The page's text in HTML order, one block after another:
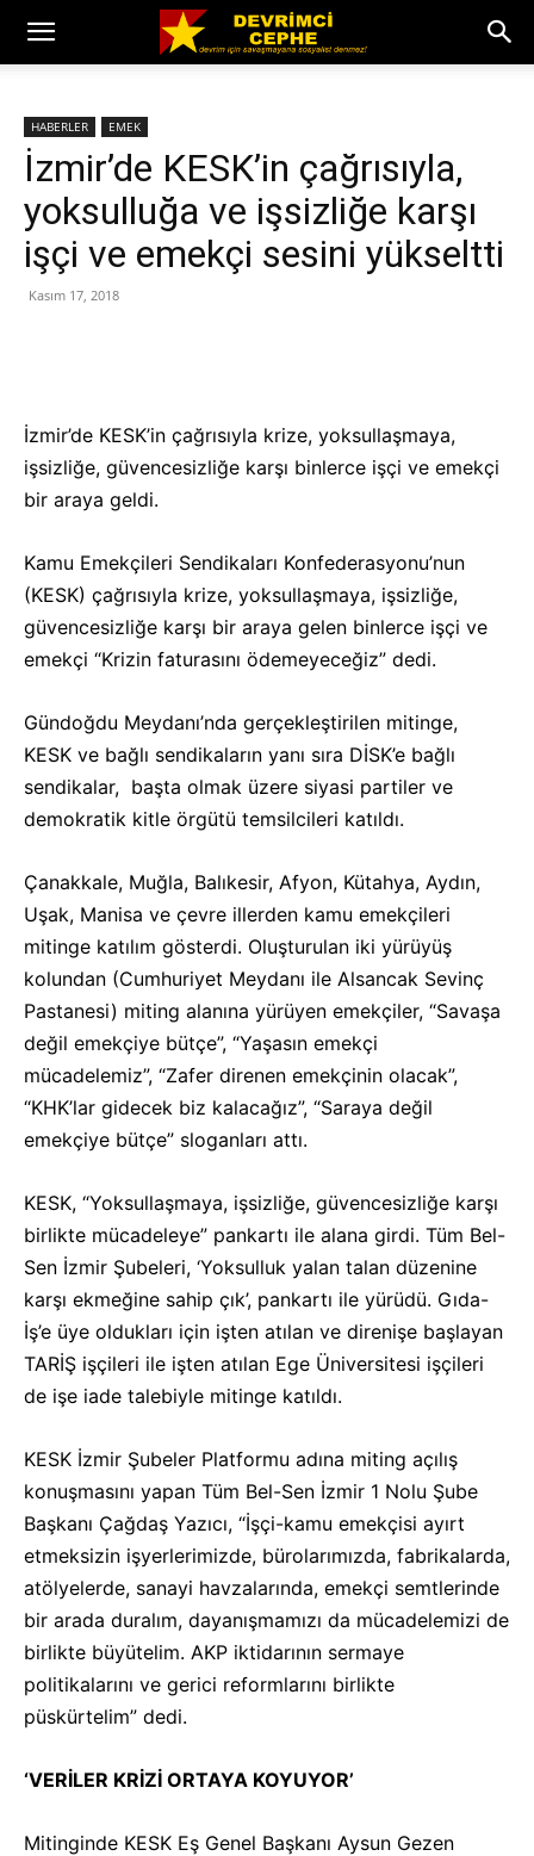
HABERLER EMEK
İzmir’de KESK’in çağrısıyla,
yoksulluğa ve işsizliğe karşı
işçi ve emekçi sesini yükseltti
Kasım 17, 2018
İzmir’de KESK’in çağrısıyla krize, yoksullaşmaya,
işsizliğe, güvencesizliğe karşı binlerce işçi ve emekçi
bir araya geldi.
Kamu Emekçileri Sendikaları Konfederasyonu’nun
(KESK) çağrısıyla krize, yoksullaşmaya, işsizliğe,
güvencesizliğe karşı bir araya gelen binlerce işçi ve
emekçi “Krizin faturasını ödemeyeceğiz” dedi.
Gündoğdu Meydanı’nda gerçekleştirilen mitinge,
KESK ve bağlı sendikaların yanı sıra DİSK’e bağlı
sendikalar, başta olmak üzere siyasi partiler ve
demokratik kitle örgütü temsilcileri katıldı.
Çanakkale, Muğla, Balıkesir, Afyon, Kütahya, Aydın,
Uşak, Manisa ve çevre illerden kamu emekçileri
mitinge katılım gösterdi. Oluşturulan iki yürüyüş
kolundan (Cumhuriyet Meydanı ile Alsancak Sevinç
Pastanesi) miting alanına yürüyen emekçiler, “Savaşa
değil emekçiye bütçe”, “Yaşasın emekçi
mücadelemiz”, “Zafer direnen emekçinin olacak”,
“KHK’lar gidecek biz kalacağız”, “Saraya değil
emekçiye bütçe” sloganları attı.
KESK, “Yoksullaşmaya, işsizliğe, güvencesizliğe karşı
birlikte mücadeleye” pankartı ile alana girdi. Tüm Bel-
Sen İzmir Şubeleri, ‘Yoksulluk yalan talan düzenine
karşı ekmeğine sahip çık’, pankartı ile yürüdü. Gıda-
İş’e üye oldukları için işten atılan ve direnişe başlayan
TARİŞ işçileri ile işten atılan Ege Üniversitesi işçileri
de işe iade talebiyle mitinge katıldı.
KESK İzmir Şubeler Platformu adına miting açılış
konuşmasını yapan Tüm Bel-Sen İzmir 1 Nolu Şube
Başkanı Çağdaş Yazıcı, “İşçi-kamu emekçisi ayırt
etmeksizin işyerlerimizde, bürolarımızda, fabrikalarda,
atölyelerde, sanayi havzalarında, emekçi semtlerinde
bir arada duralım, dayanışmamızı da mücadelemizi de
birlikte büyütelim. AKP iktidarının sermaye
politikalarını ve gerici reformlarını birlikte
püskürtelim” dedi.
‘VERİLER KRİZİ ORTAYA KOYUYOR’
Mitinginde KESK Eş Genel Başkanı Aysun Gezen